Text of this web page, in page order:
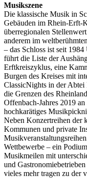
Musikszene
Die klassische Musik in
Gebäuden im Rhein-Erft-
überregionalen
anderem im
– das Schloss ist seit
führt die Liste der
Erftkreiszyklus, eine
Burgen des Kreises mit
ClassicNights in der
die Grenzen des
Offenbach-Jahres 2019
hochkarätiges
Neben Konzertreihen der
Kommunen und private
Wettbewerbe – ein
Musikmeilen mit
und
vieles mehr tragen zu der